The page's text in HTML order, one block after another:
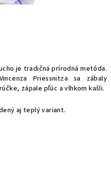
je tradičná prírodná metóda.
Priessnitza sa zábaly
zápale pľúc a vlhkom kašli.
aj teplý variant.